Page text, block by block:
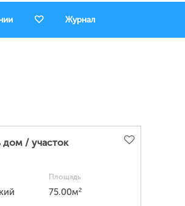
Журнал
дом / участок
Площадь
75.00м2